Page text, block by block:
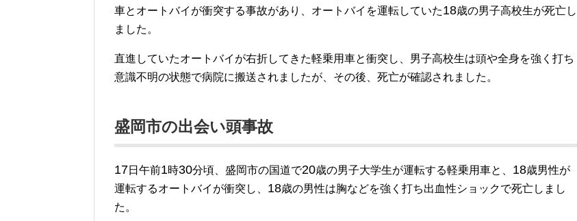
車とオートバイが衝突する事故があり、オートバイを運転していた18歳の男子高校生が死亡し
ました。
直進していたオートバイが右折してきた軽乗用車と衝突し、男子高校生は頭や全身を強く打ち
意識不明の状態で病院に搬送されましたが、その後、死亡が確認されました。
盛岡市の出会い頭事故
17日午前1時30分頃、盛岡市の国道で20歳の男子大学生が運転する軽乗用車と、 18歳男性が
運転するオートバイが衝突し、 18歳の男性は胸などを強く打ち出血性ショックで死亡しまし
た。